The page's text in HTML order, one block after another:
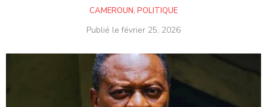
CAMEROUN, POLITIQUE
Publié lefévrier 25, 2026